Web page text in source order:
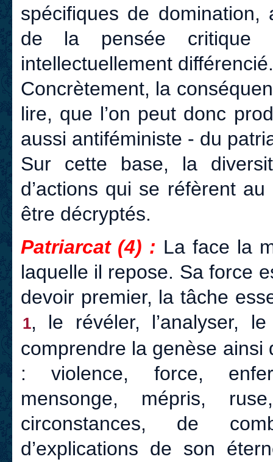
spécifiques de
de la pensée critique
intellectuellement différencié.
Concrètement, la
lire, que l’on peut donc
aussi antiféministe - du
Sur cette base, la
d’actions qui se réfèrent
être décryptés.
Patriarcat (4) : La face la
laquelle il repose. Sa force
devoir premier, la tâche
1, le révéler, l’analyser,
comprendre la genèse
: violence, force,
mensonge, mépris,
circonstances, de
d’explications de son